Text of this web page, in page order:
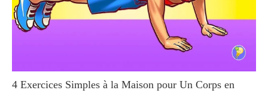
4 Exercices Simples à la Maison pour Un Corps en